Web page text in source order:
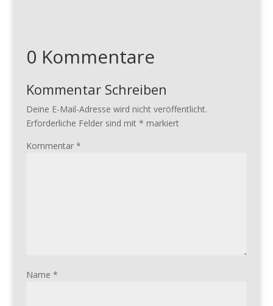
0 Kommentare
Kommentar Schreiben
Deine E-Mail-Adresse wird nicht veröffentlicht.
Erforderliche Felder sind mit * markiert
Kommentar *
Name *